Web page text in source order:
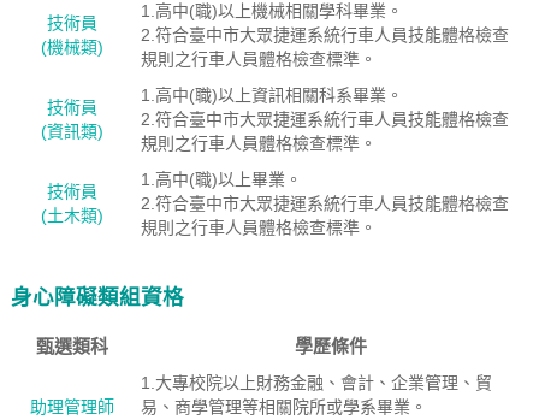
技術員
(機械類)
1.高中(職)以上機械相關學科畢業。
2.符合臺中市大眾捷運系統行車人員技能體格檢查
規則之行車人員體格檢查標準。
技術員
(資訊類)
1.高中(職)以上資訊相關科系畢業。
2.符合臺中市大眾捷運系統行車人員技能體格檢查
規則之行車人員體格檢查標準。
技術員
(土木類)
1.高中(職)以上畢業。
2.符合臺中市大眾捷運系統行車人員技能體格檢查
規則之行車人員體格檢查標準。
身心障礙類組資格
甄選類科 學歷條件
助理管理師
1.大專校院以上財務金融、會計、企業管理、貿
易、商學管理等相關院所或學系畢業。